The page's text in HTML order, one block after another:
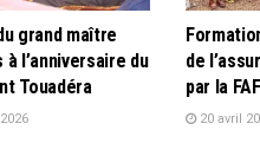
grand maître
à l’anniversaire du
Touadéra
de
par la
20 avril